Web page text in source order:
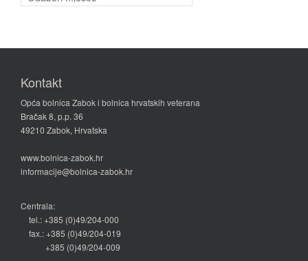
vijesti
Kontakt
Opća bolnica Zabok i bolnica hrvatskih veterana
Bračak 8, p.p. 36
49210 Zabok, Hrvatska
www.bolnica-zabok.hr
informacije@bolnica-zabok.hr
Centrala:
tel.: +385 (0)49/204-000
fax.: +385 (0)49/204-019
+385 (0)49/204-009